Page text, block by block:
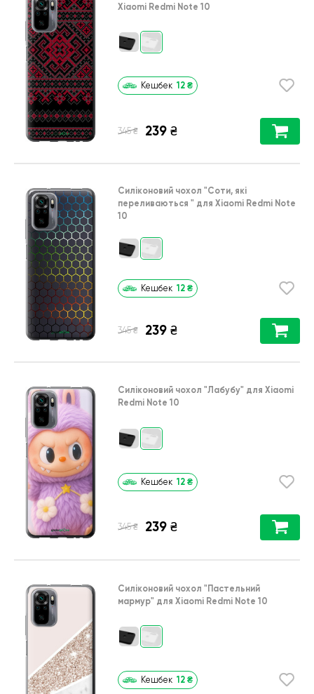
Xiaomi Redmi Note 10
Кешбек 12 ₴
345 ₴ 239 ₴
Силіконовий чохол "Соти, які
переливаються " для Xiaomi Redmi Note
10
Кешбек 12 ₴
345 ₴ 239 ₴
Силіконовий чохол "Лабубу" для Xiaomi
Redmi Note 10
Кешбек 12 ₴
345 ₴ 239 ₴
Силіконовий чохол "Пастельний
мармур" для Xiaomi Redmi Note 10
Кешбек 12 ₴